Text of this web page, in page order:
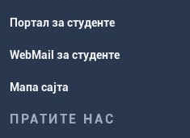
Портал за студенте
WebMail за студенте
Мапа сајта
ПРАТИТЕ НАС